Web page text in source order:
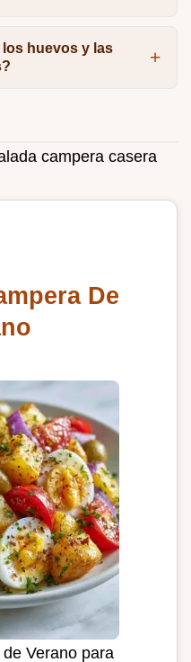
huevos y las
campera casera
De
Verano para